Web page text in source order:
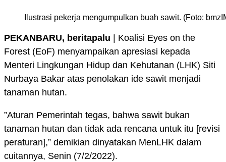
Ilustrasi pekerja mengumpulkan buah sawit. (Foto:
PEKANBARU, beritapalu | Koalisi Eyes on the
Forest (EoF) menyampaikan apresiasi kepada
Menteri Lingkungan Hidup dan Kehutanan (LHK) Siti
Nurbaya Bakar atas penolakan ide sawit menjadi
tanaman hutan.
”Aturan Pemerintah tegas, bahwa sawit bukan
tanaman hutan dan tidak ada rencana untuk itu [revisi
peraturan],” demikian dinyatakan MenLHK dalam
cuitannya, Senin (7/2/2022).